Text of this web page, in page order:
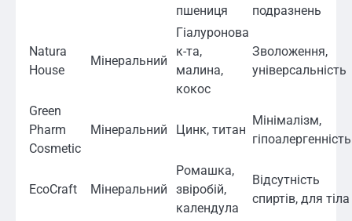
пшениця
подразнень
Natura
House
Мінеральний
Гіалуронова
к-та,
малина,
кокос
Зволоження,
універсальність
Green
Pharm
Cosmetic
Мінеральний Цинк, титан
Мінімалізм,
гіпоалергенність
EcoCraft Мінеральний
Ромашка,
звіробій,
календула
Відсутність
спиртів, для тіла